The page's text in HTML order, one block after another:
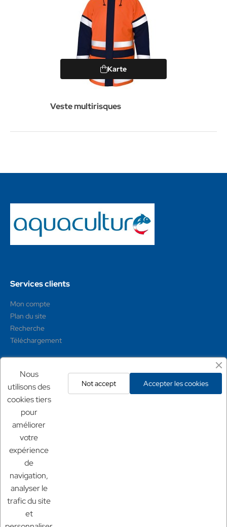
Karte
Veste multirisques
Services clients
Mon compte
Plan du site
Recherche
Téléchargement
Conditions générales
Mentions légales
Politique de confidentialité
Politique de retour
Nos sites
Chf Aquaculture
Chf Aquarium
Aquaculture France
Nous
utilisons des
cookies tiers
pour
améliorer
votre
expérience
de
navigation,
analyser le
trafic du site
et
Accepter les cookies
Not accept